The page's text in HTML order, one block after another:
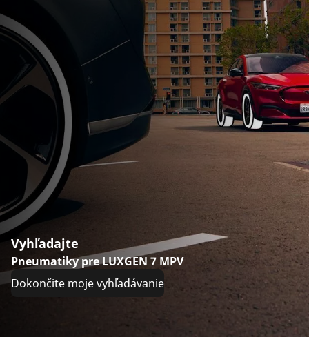
Vyhľadajte
Pneumatiky pre LUXGEN 7 MPV
Dokončite moje vyhľadávanie